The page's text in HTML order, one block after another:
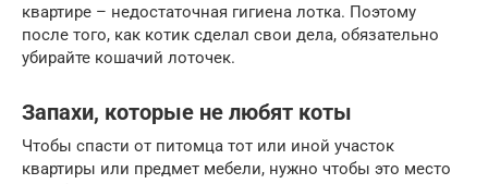
квартире – недостаточная гигиена лотка. Поэтому
после того, как котик сделал свои дела, обязательно
убирайте кошачий лоточек.
Запахи, которые не любят коты
Чтобы спасти от питомца тот или иной участок
квартиры или предмет мебели, нужно чтобы это место